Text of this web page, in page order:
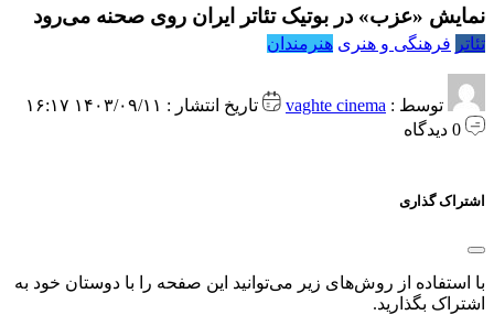
نمایش «عزب» در بوتیک تئاتر ایران روی صحنه می‌رود
تئاتر فرهنگی و هنری هنرمندان
توسط : vaghte cinema
تاریخ انتشار : ۱۴۰۳/۰۹/۱۱ ۱۶:۱۷
اشتراک گذاری
با استفاده از روش‌های زیر می‌توانید این صفحه را با دوستان خود به
اشتراک بگذارید.